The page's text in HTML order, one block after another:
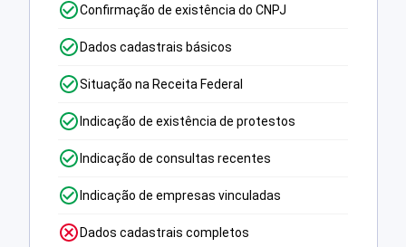
Confirmação de existência do CNPJ
Dados cadastrais básicos
Situação na Receita Federal
Indicação de existência de protestos
Indicação de consultas recentes
Indicação de empresas vinculadas
Dados cadastrais completos